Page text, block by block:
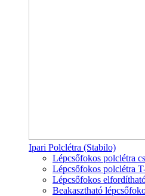
Ipari Polclétra (Stabilo)
Lépcsőfokos polclétra
Lépcsőfokos polclétra
Lépcsőfokos
Beakasztható